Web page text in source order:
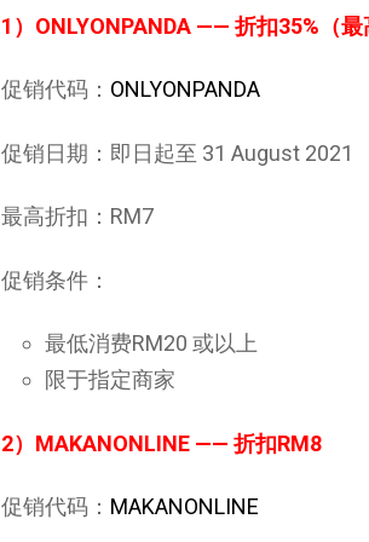
1）ONLYONPANDA —— 折扣35%（最
促销代码： ONLYONPANDA
促销日期：即日起至 31 August 2021
最高折扣：RM7
促销条件：
最低消费RM20 或以上
限于指定商家
2）MAKANONLINE —— 折扣RM8
促销代码： MAKANONLINE